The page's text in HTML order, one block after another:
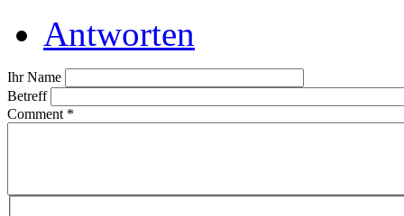
Antworten
Ihr Name
Betreff
Comment *